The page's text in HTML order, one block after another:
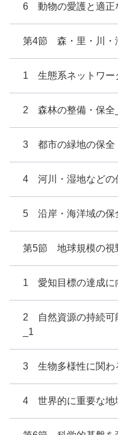
6 動物の愛護と適正
第4節 森・里・川・
1 生態系ネットワー
2 森林の整備・保全
3 都市の緑地の保全
4 河川・湿地などの
5 沿岸・海洋域の保
第5節 地球規模の視
1 愛知目標の達成に
2 自然資源の持続可
_1
3 生物多様性に関わ
4 世界的に重要な地